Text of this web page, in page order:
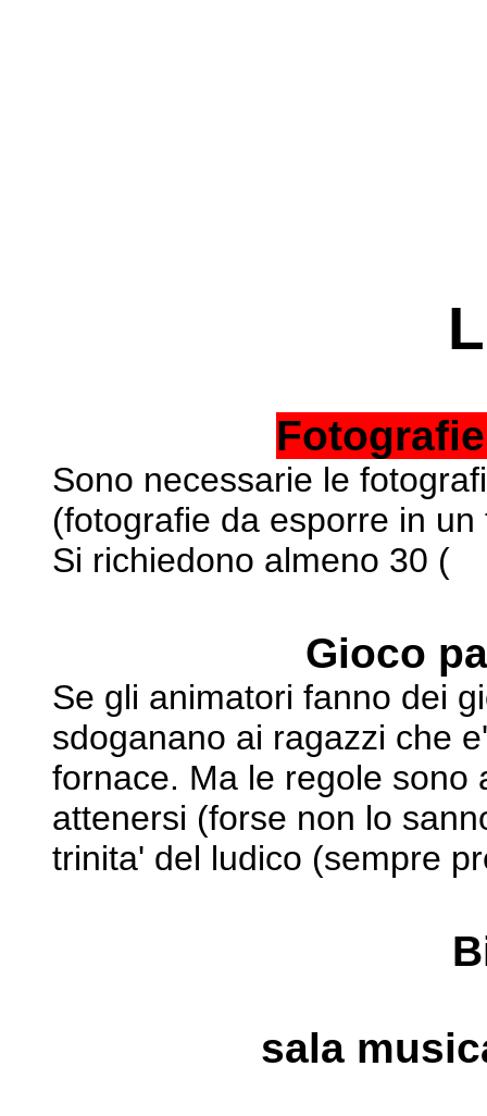
Sono necessarie le
(fotografie da esporre in un
Si richiedono almeno 30 (
Gioco
Se gli animatori fanno dei
sdoganano ai ragazzi che
fornace. Ma le regole
attenersi (forse non lo
trinita' del ludico (sempre
sala